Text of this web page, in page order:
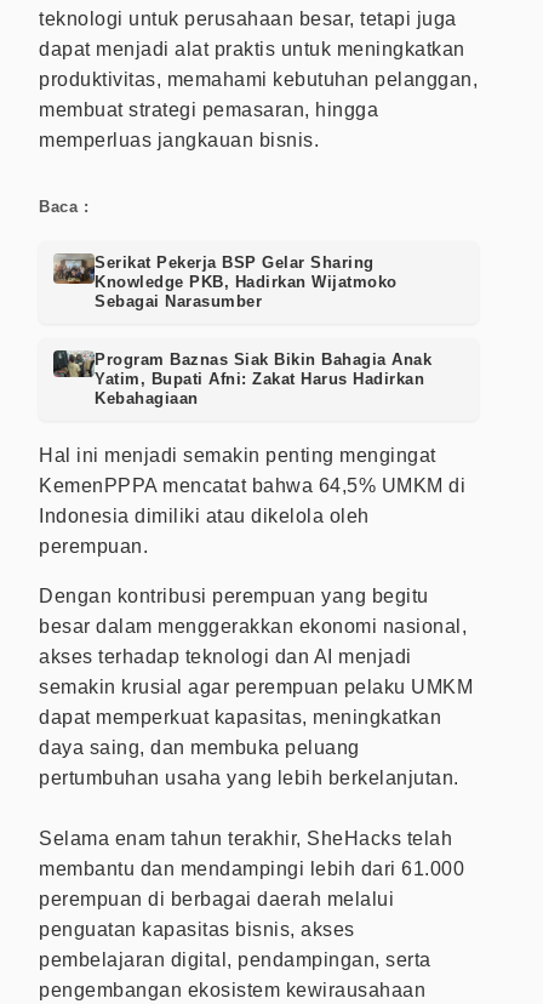
teknologi untuk perusahaan besar, tetapi juga
dapat menjadi alat praktis untuk meningkatkan
produktivitas, memahami kebutuhan pelanggan,
membuat strategi pemasaran, hingga
memperluas jangkauan bisnis.
Baca :
Serikat Pekerja BSP Gelar Sharing
Knowledge PKB, Hadirkan Wijatmoko
Sebagai Narasumber
Program Baznas Siak Bikin Bahagia Anak
Yatim, Bupati Afni: Zakat Harus Hadirkan
Kebahagiaan
Hal ini menjadi semakin penting mengingat
KemenPPPA mencatat bahwa 64,5% UMKM di
Indonesia dimiliki atau dikelola oleh
perempuan.
Dengan kontribusi perempuan yang begitu
besar dalam menggerakkan ekonomi nasional,
akses terhadap teknologi dan AI menjadi
semakin krusial agar perempuan pelaku UMKM
dapat memperkuat kapasitas, meningkatkan
daya saing, dan membuka peluang
pertumbuhan usaha yang lebih berkelanjutan.
Selama enam tahun terakhir, SheHacks telah
membantu dan mendampingi lebih dari 61.000
perempuan di berbagai daerah melalui
penguatan kapasitas bisnis, akses
pembelajaran digital, pendampingan, serta
pengembangan ekosistem kewirausahaan